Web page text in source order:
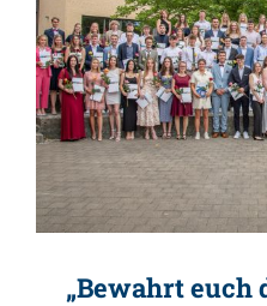
„Bewahrt euch